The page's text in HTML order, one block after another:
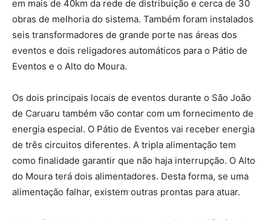
em mais de 40km da rede de distribuição e cerca de 30
obras de melhoria do sistema. Também foram instalados
seis transformadores de grande porte nas áreas dos
eventos e dois religadores automáticos para o Pátio de
Eventos e o Alto do Moura.
Os dois principais locais de eventos durante o São João
de Caruaru também vão contar com um fornecimento de
energia especial. O Pátio de Eventos vai receber energia
de três circuitos diferentes. A tripla alimentação tem
como finalidade garantir que não haja interrupção. O Alto
do Moura terá dois alimentadores. Desta forma, se uma
alimentação falhar, existem outras prontas para atuar.